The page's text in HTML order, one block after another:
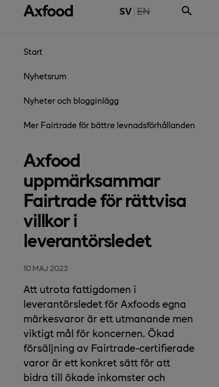
Gå direkt till innehåll SV THE PAGE IS NOT
EN
Start
Nyhetsrum
Nyheter och blogginlägg
Mer Fairtrade för bättre levnadsförhållanden
Axfood
uppmärksammar
Fairtrade för rättvisa
villkor i
leverantörsledet
10 MAJ 2023
Att utrota fattigdomen i
leverantörsledet för Axfoods egna
märkesvaror är ett utmanande men
viktigt mål för koncernen. Ökad
försäljning av Fairtrade-certifierade
varor är ett konkret sätt för att
bidra till ökade inkomster och